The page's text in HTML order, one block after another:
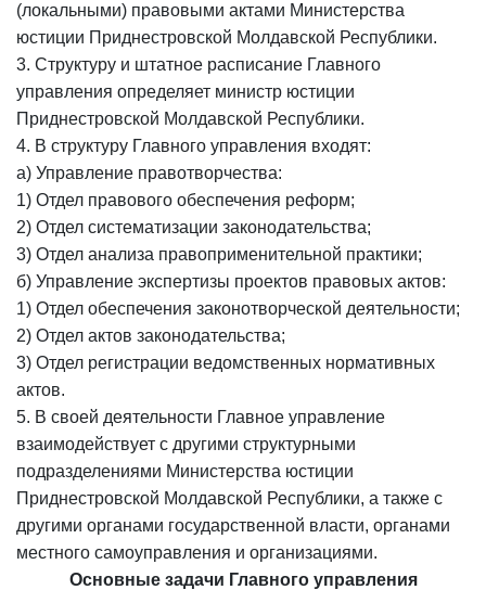
(локальными) правовыми актами Министерства
юстиции Приднестровской Молдавской Республики.
3. Структуру и штатное расписание Главного
управления определяет министр юстиции
Приднестровской Молдавской Республики.
4. В структуру Главного управления входят:
а) Управление правотворчества:
1) Отдел правового обеспечения реформ;
2) Отдел систематизации законодательства;
3) Отдел анализа правоприменительной практики;
б) Управление экспертизы проектов правовых актов:
1) Отдел обеспечения законотворческой деятельности;
2) Отдел актов законодательства;
3) Отдел регистрации ведомственных нормативных
актов.
5. В своей деятельности Главное управление
взаимодействует с другими структурными
подразделениями Министерства юстиции
Приднестровской Молдавской Республики, а также с
другими органами государственной власти, органами
местного самоуправления и организациями.
Основные задачи Главного управления